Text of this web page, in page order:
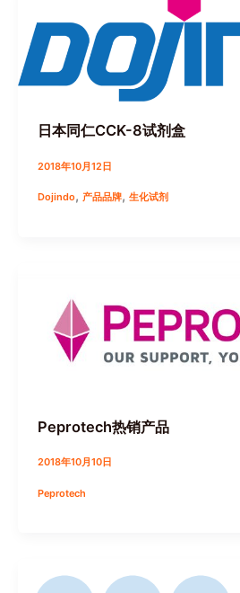
日本同仁CCK-8试剂盒
2018年10月12日
Dojindo, 产品品牌, 生化试剂
Peprotech热销产品
2018年10月10日
Peprotech